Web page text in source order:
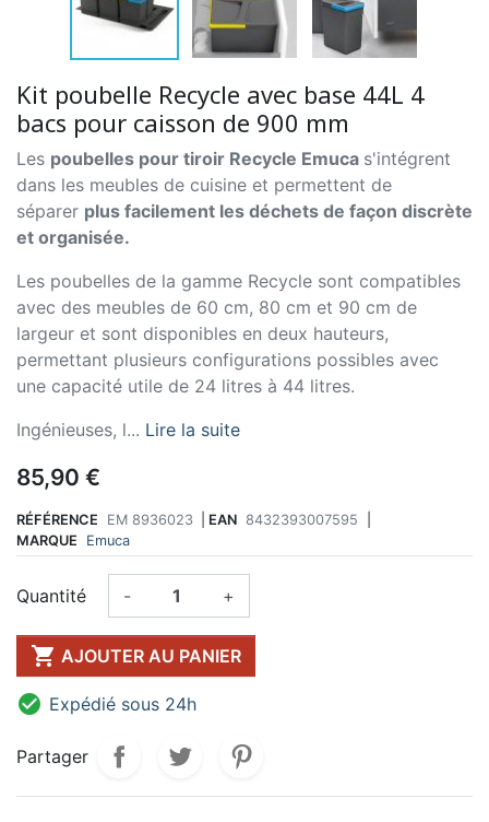
Kit poubelle Recycle avec base 44L 4
bacs pour caisson de 900 mm
Les poubelles pour tiroir Recycle Emuca s'intégrent
dans les meubles de cuisine et permettent de
séparer plus facilement les déchets de façon discrète
et organisée.
Les poubelles de la gamme Recycle sont compatibles
avec des meubles de 60 cm, 80 cm et 90 cm de
largeur et sont disponibles en deux hauteurs,
permettant plusieurs configurations possibles avec
une capacité utile de 24 litres à 44 litres.
Ingénieuses, l... Lire la suite
85,90 €
RÉFÉRENCE EM 8936023 EAN 8432393007595
MARQUE
Emuca
Quantité - +
 AJOUTER AU PANIER
 Expédié sous 24h
Partager